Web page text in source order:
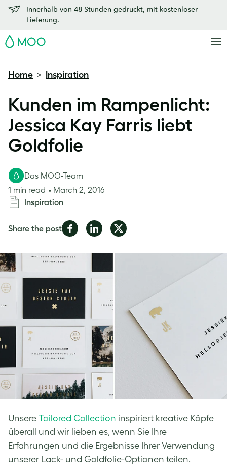
Innerhalb von 48 Stunden gedruckt, mit kostenloser
Lieferung.
MOO
Home > Inspiration
Kunden im Rampenlicht:
Jessica Kay Farris liebt
Goldfolie
Das MOO-Team
1 min read
March 2, 2016
Inspiration
Share the postShare
Facebook
Share
LinkedIn
Share
Twitter
Unsere Tailored Collection inspiriert kreative Köpfe
überall und wir lieben es, wenn Sie Ihre
Erfahrungen und die Ergebnisse Ihrer Verwendung
unserer Lack- und Goldfolie-Optionen teilen.